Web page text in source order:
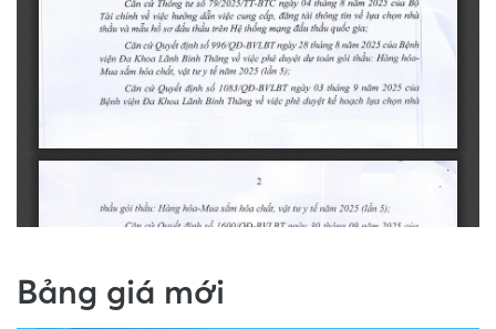
Bảng giá mới